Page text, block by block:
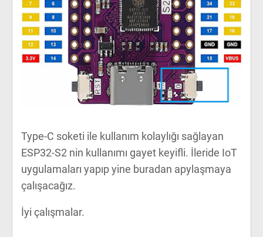
Type-C soketi ile kullanım kolaylığı sağlayan
ESP32-S2 nin kullanımı gayet keyifli. İleride IoT
uygulamaları yapıp yine buradan apylaşmaya
çalışacağız.
İyi çalışmalar.